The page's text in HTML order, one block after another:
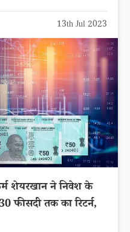
13th Jul 2023
शेयरखान ने निवेश के
फीसदी तक का रिटर्न,